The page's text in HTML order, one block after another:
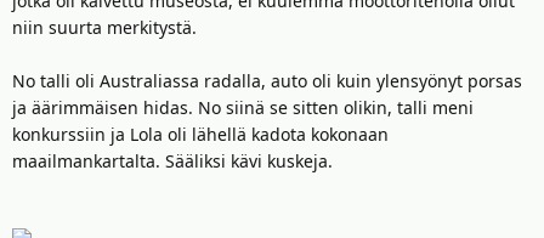
niin suurta merkitystä.
No talli oli Australiassa radalla, auto oli kuin ylensyönyt porsas
ja äärimmäisen hidas. No siinä se sitten olikin, talli meni
konkurssiin ja Lola oli lähellä kadota kokonaan
maailmankartalta. Sääliksi kävi kuskeja.